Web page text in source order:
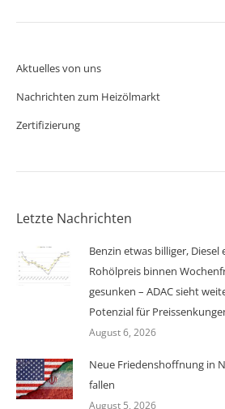
Aktuelles von uns
Nachrichten zum Heizölmarkt
Zertifizierung
Letzte Nachrichten
Benzin etwas billiger,
Rohölpreis binnen
gesunken – ADAC sieht
Potenzial für
August 6, 2026
Neue Friedenshoffnung in
fallen
August 5, 2026